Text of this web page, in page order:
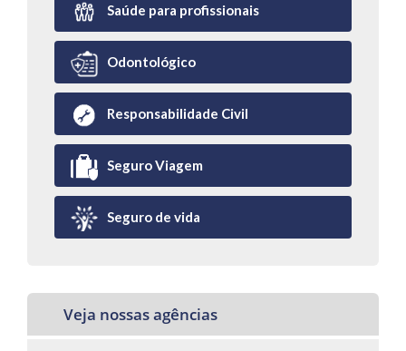
Saúde para profissionais
Odontológico
Responsabilidade Civil
Seguro Viagem
Seguro de vida
Veja nossas agências